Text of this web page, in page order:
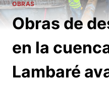
OBRAS
Obras de
en la
Lambaré